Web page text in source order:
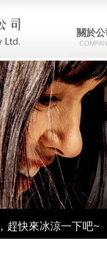
關於公
開賣囉~
趕快來冰涼一下吧~